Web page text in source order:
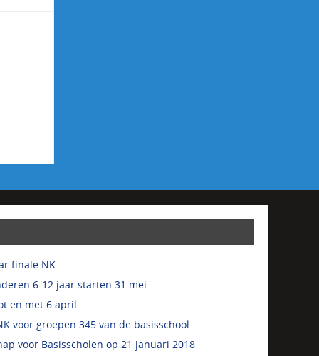
finale NK
6-12 jaar starten 31 mei
en met 6 april
voor groepen 345 van de basisschool
voor Basisscholen op 21 januari 2018